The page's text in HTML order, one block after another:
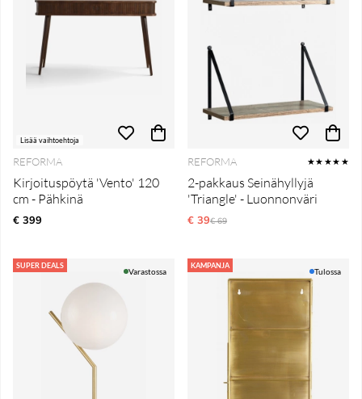
Lisää vaihtoehtoja
REFORMA
Kirjoituspöytä 'Vento' 120
cm - Pähkinä
€ 399
REFORMA ★★★★★
2-pakkaus Seinähyllyjä
'Triangle' - Luonnonväri
€ 39Normaali hinta
€ 69
SUPER DEALS
Varastossa
KAMPANJA
Tulossa